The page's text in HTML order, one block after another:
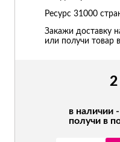
2
в наличии -
получи в
Ресурс 31000
Закажи доставку
или получи товар